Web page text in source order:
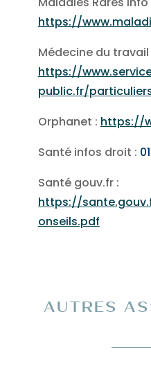
https://
Médecine du travail
https://
public.fr/
Orphanet : https://
Santé infos droit :
Santé gouv.fr :
https://
onseils.pdf
AUTRES